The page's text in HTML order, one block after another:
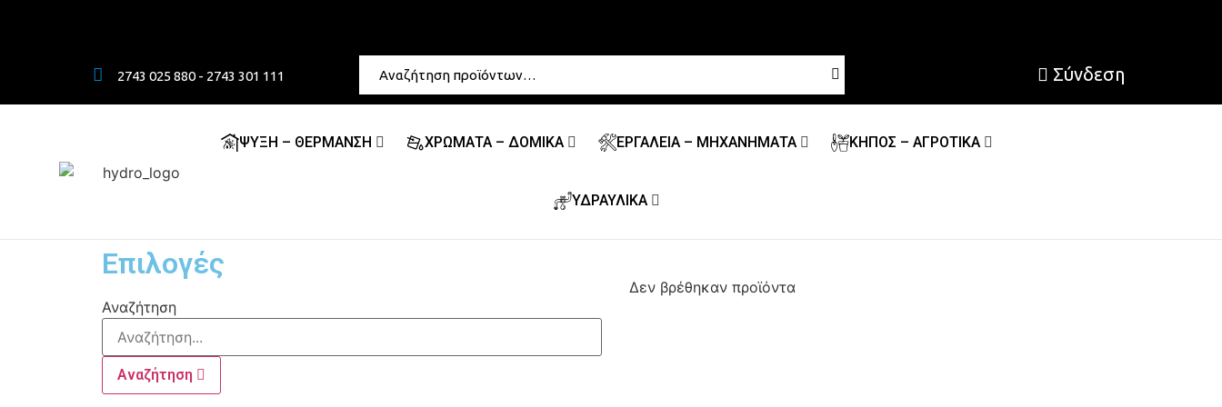
2743 025 880 - 2743 301 111 Σύνδεση
ΨΥΞΗ – ΘΕΡΜΑΝΣΗ ΧΡΩΜΑΤΑ – ΔΟΜΙΚΑ ΕΡΓΑΛΕΙΑ – ΜΗΧΑΝΗΜΑΤΑ ΚΗΠΟΣ – ΑΓΡΟΤΙΚΑ
ΥΔΡΑΥΛΙΚΑ
Επιλογές
Αναζήτηση
Αναζήτηση
Δεν βρέθηκαν προϊόντα